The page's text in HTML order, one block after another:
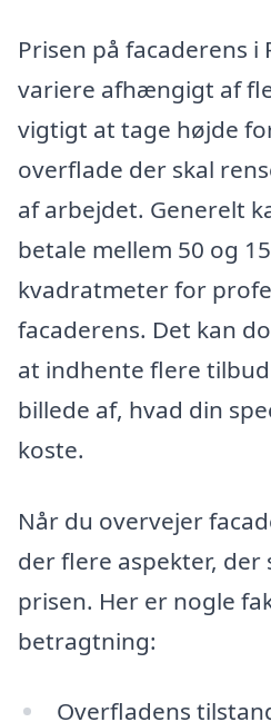
Prisen på facaderens i
variere afhængigt af
vigtigt at tage højde
overflade der skal
af arbejdet. Generelt
betale mellem 50 og
kvadratmeter for
facaderens. Det kan
at indhente flere
billede af, hvad din
koste.
Når du overvejer
der flere aspekter, der
prisen. Her er nogle
betragtning:
Overfladens